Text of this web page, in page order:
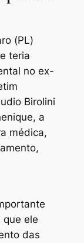
(PL)
teria
no ex-
Birolini
a
médica,
que ele
das